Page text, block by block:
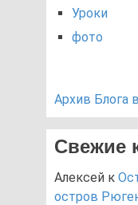
Уроки
фото
Архив Блога
Свежие
Алексей к
остров